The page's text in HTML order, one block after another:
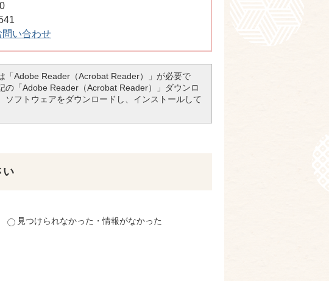
問い合わせ
「Adobe Reader（Acrobat Reader）」が必要で
の「Adobe Reader（Acrobat Reader）」ダウンロ
ソフトウェアをダウンロードし、インストールして
い
見つけられなかった・情報がなかった